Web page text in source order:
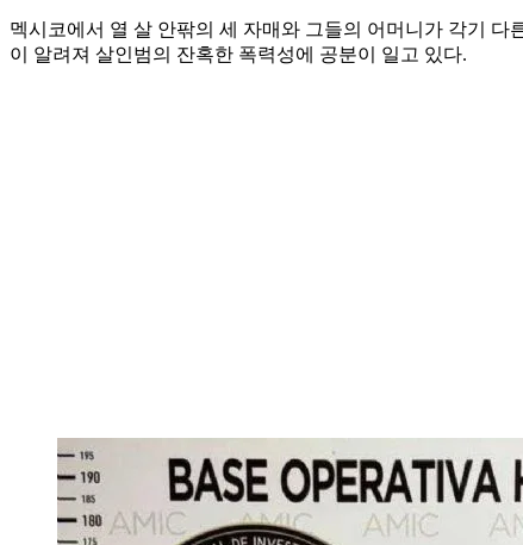
멕시코에서 열 살 안팎의 세 자매와 그들의 어머니가 각기
이 알려져 살인범의 잔혹한 폭력성에 공분이 일고 있다.